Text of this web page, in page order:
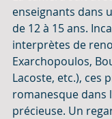
enseignants dans
de 12 à 15 ans.
interprètes de
Exarchopoulos,
Lacoste, etc.), ces
romanesque dans
précieuse. Un